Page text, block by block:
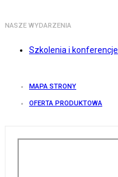
NASZE WYDARZENIA
Szkolenia i konferencje
MAPA STRONY
OFERTA PRODUKTOWA